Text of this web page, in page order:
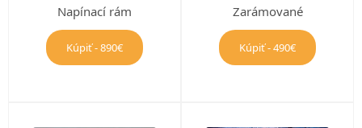
Napínací rám
Kúpiť - 890€
Zarámované
Kúpiť - 490€